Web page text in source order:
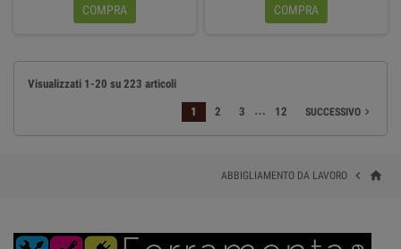
COMPRA COMPRA
Visualizzati 1-20 su 223 articoli
1 2 3 … 12 SUCCESSIVO 
home

ABBIGLIAMENTO DA LAVORO